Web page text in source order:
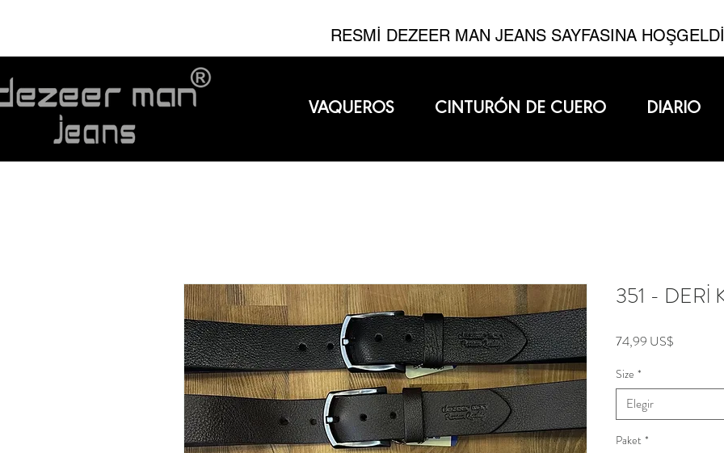
VAQUEROS CINTURÓN DE CUERO DIARIO
RESMİ DEZEER MAN JEANS SAYFASINA
351 - DERİ
74,99 US$
Size *
Elegir
Paket *